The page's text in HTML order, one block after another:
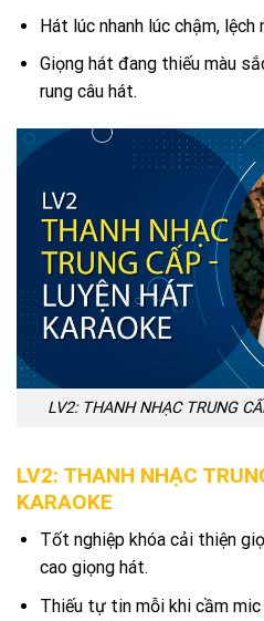
Hát lúc nhanh lúc chậm,
Giọng hát đang thiếu màu
rung câu hát.
LV2: THANH NHẠC TRUNG
LV2: THANH NHẠC
KARAOKE
Tốt nghiệp khóa cải thiện
cao giọng hát.
Thiếu tự tin mỗi khi cầm